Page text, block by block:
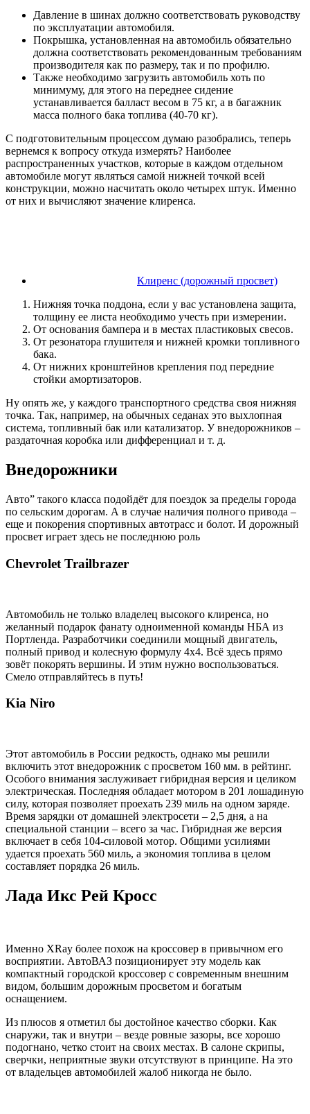
Давление в шинах должно соответствовать руководству
по эксплуатации автомобиля.
Покрышка, установленная на автомобиль обязательно
должна соответствовать рекомендованным требованиям
производителя как по размеру, так и по профилю.
Также необходимо загрузить автомобиль хоть по
минимуму, для этого на переднее сидение
устанавливается балласт весом в 75 кг, а в багажник
масса полного бака топлива (40-70 кг).
С подготовительным процессом думаю разобрались, теперь
вернемся к вопросу откуда измерять? Наиболее
распространенных участков, которые в каждом отдельном
автомобиле могут являться самой нижней точкой всей
конструкции, можно насчитать около четырех штук. Именно
от них и вычисляют значение клиренса.
Клиренс (дорожный просвет)
Нижняя точка поддона, если у вас установлена защита,
толщину ее листа необходимо учесть при измерении.
От основания бампера и в местах пластиковых свесов.
От резонатора глушителя и нижней кромки топливного
бака.
От нижних кронштейнов крепления под передние
стойки амортизаторов.
Ну опять же, у каждого транспортного средства своя нижняя
точка. Так, например, на обычных седанах это выхлопная
система, топливный бак или катализатор. У внедорожников –
раздаточная коробка или дифференциал и т. д.
Внедорожники
Авто” такого класса подойдёт для поездок за пределы города
по сельским дорогам. А в случае наличия полного привода –
еще и покорения спортивных автотрасс и болот. И дорожный
просвет играет здесь не последнюю роль
Chevrolet Trailbrazer
Автомобиль не только владелец высокого клиренса, но
желанный подарок фанату одноименной команды НБА из
Портленда. Разработчики соединили мощный двигатель,
полный привод и колесную формулу 4х4. Всё здесь прямо
зовёт покорять вершины. И этим нужно воспользоваться.
Смело отправляйтесь в путь!
Kia Niro
Этот автомобиль в России редкость, однако мы решили
включить этот внедорожник с просветом 160 мм. в рейтинг.
Особого внимания заслуживает гибридная версия и целиком
электрическая. Последняя обладает мотором в 201 лошадиную
силу, которая позволяет проехать 239 миль на одном заряде.
Время зарядки от домашней электросети – 2,5 дня, а на
специальной станции – всего за час. Гибридная же версия
включает в себя 104-силовой мотор. Общими усилиями
удается проехать 560 миль, а экономия топлива в целом
составляет порядка 26 миль.
Лада Икс Рей Кросс
Именно XRay более похож на кроссовер в привычном его
восприятии. АвтоВАЗ позиционирует эту модель как
компактный городской кроссовер с современным внешним
видом, большим дорожным просветом и богатым
оснащением.
Из плюсов я отметил бы достойное качество сборки. Как
снаружи, так и внутри – везде ровные зазоры, все хорошо
подогнано, четко стоит на своих местах. В салоне скрипы,
сверчки, неприятные звуки отсутствуют в принципе. На это
от владельцев автомобилей жалоб никогда не было.